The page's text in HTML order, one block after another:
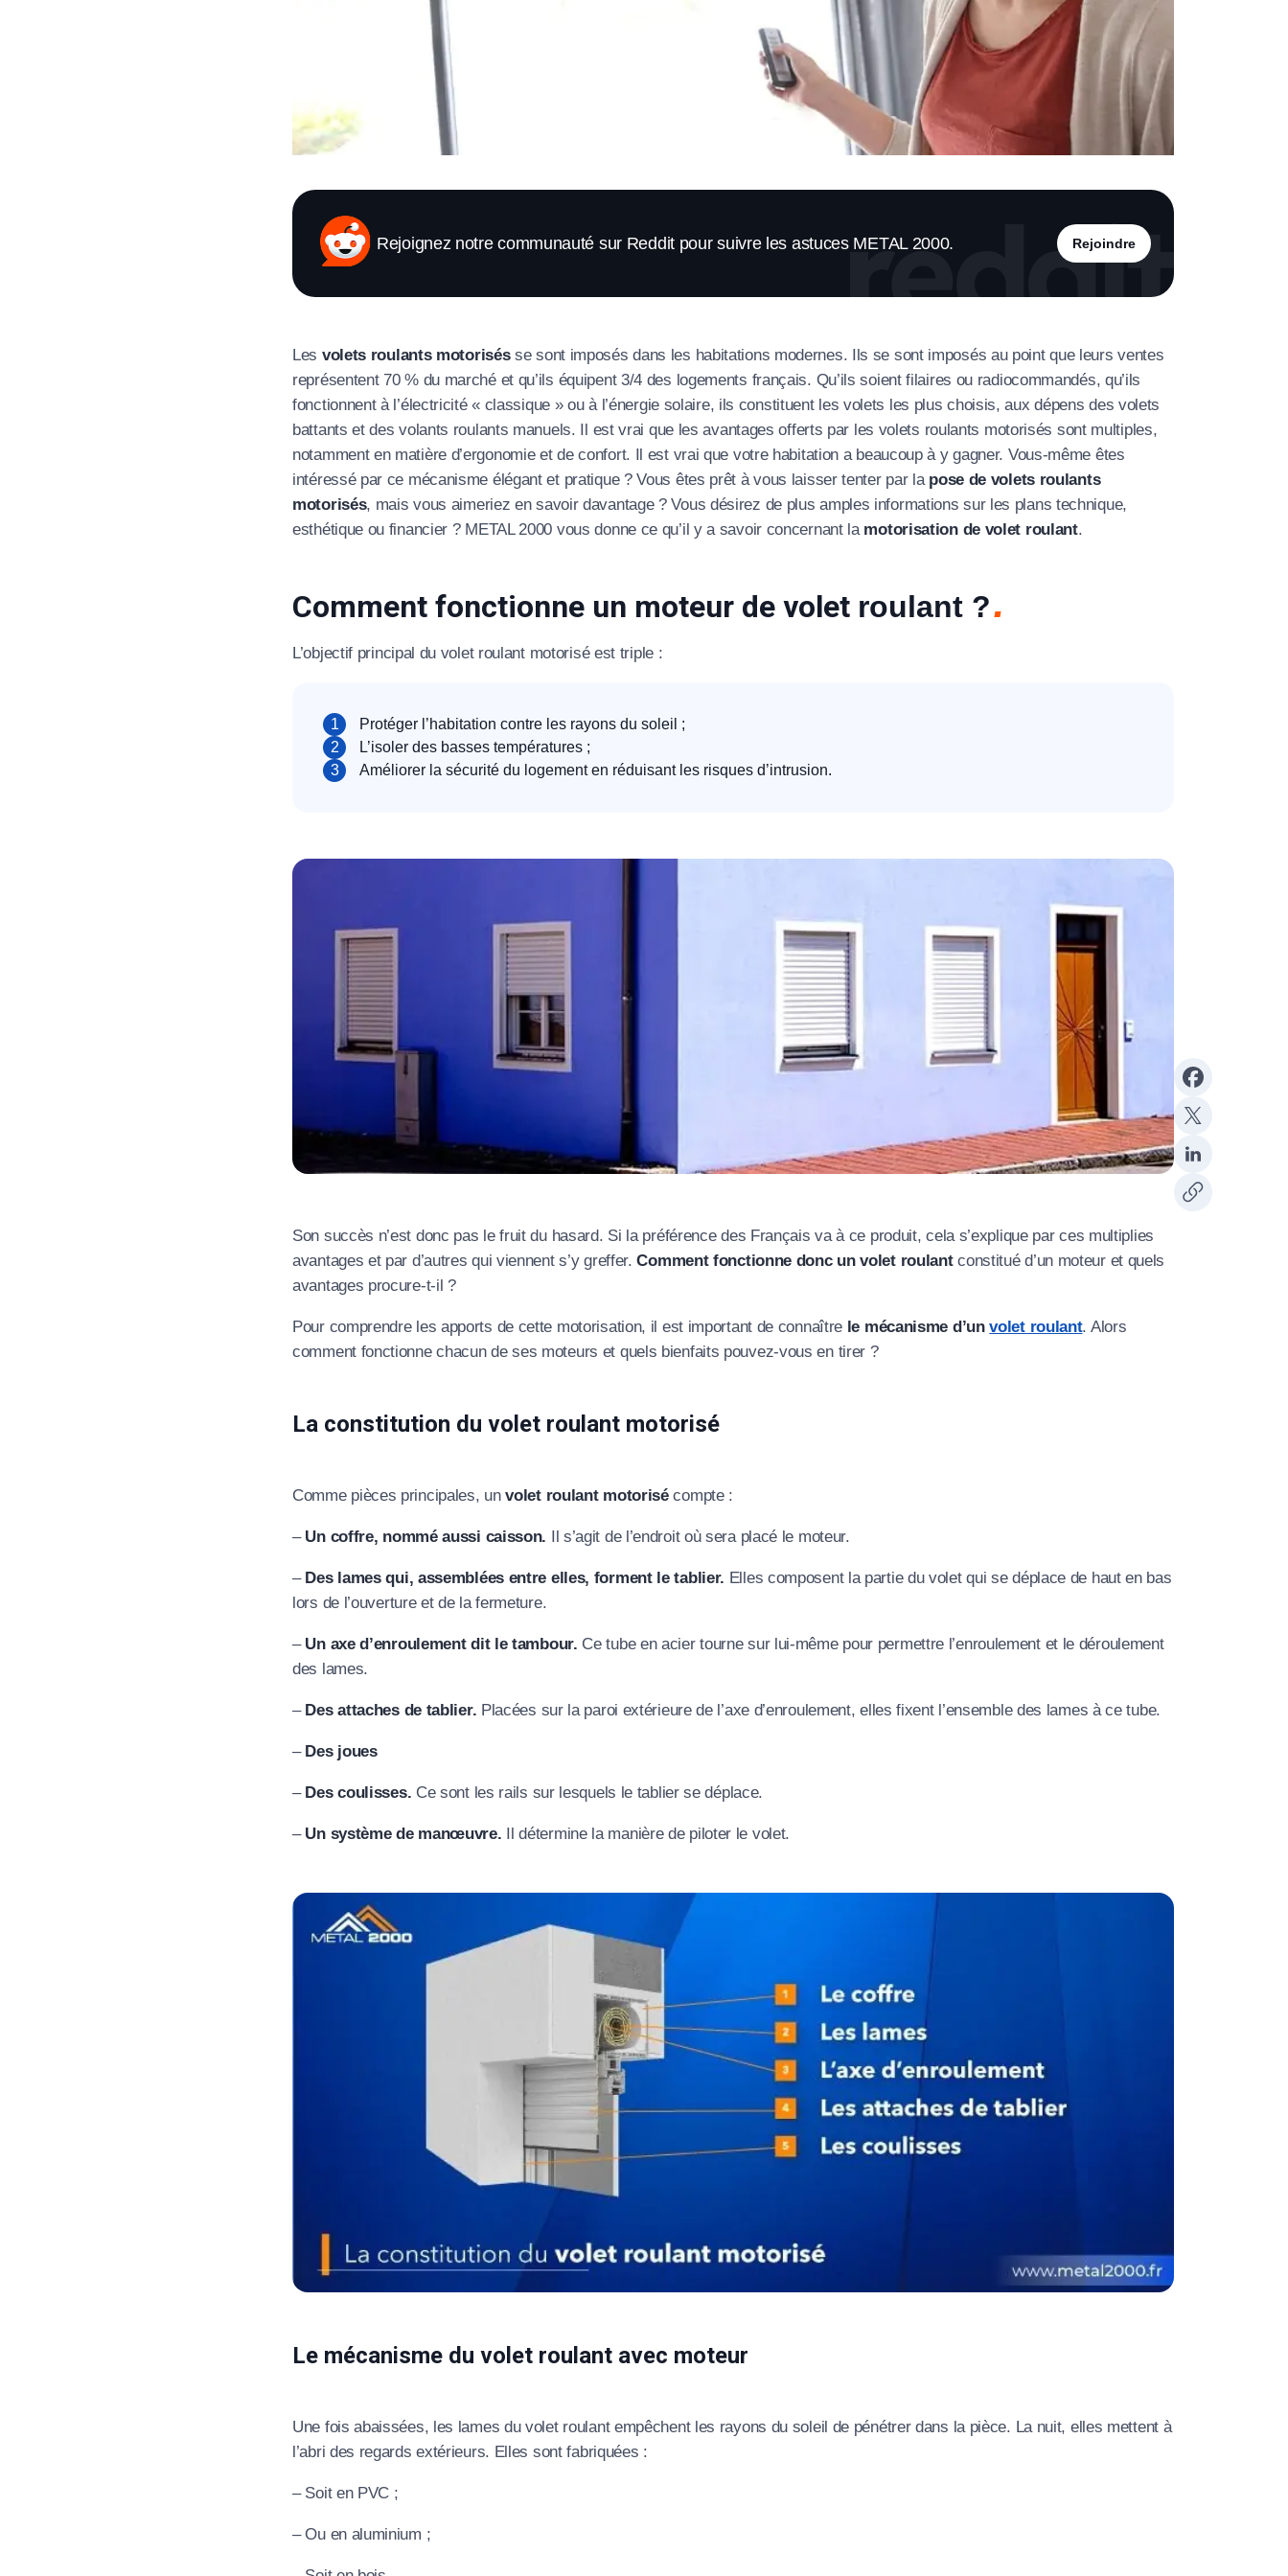
À propos de nous
Contactez-nous
Rejoignez-nous
Rejoignez notre communauté sur Reddit pour suivre les astuces METAL 2000. Rejoindre
Les volets roulants motorisésse sont imposés dans les habitations modernes. Ils se sont imposés au point que leurs ventes
représentent 70 % du marché et qu’ils équipent 3/4 des logements français. Qu’ils soient filaires ou radiocommandés, qu’ils
fonctionnent à l’électricité « classique » ou à l’énergie solaire, ils constituent les volets les plus choisis, aux dépens des volets
battants et des volants roulants manuels. Il est vrai que les avantages offerts par les volets roulants motorisés sont multiples,
notamment en matière d’ergonomie et de confort. Il est vrai que votre habitation a beaucoup à y gagner. Vous-même êtes
intéressé par ce mécanisme élégant et pratique ? Vous êtes prêt à vous laisser tenter par la pose de volets roulants
motorisés, mais vous aimeriez en savoir davantage ? Vous désirez de plus amples informations sur les plans technique,
esthétique ou financier ? METAL 2000 vous donne ce qu’il y a savoir concernant la motorisation de volet roulant.
Comment fonctionne un moteur de volet roulant ?
L’objectif principal du volet roulant motorisé est triple :
Protéger l’habitation contre les rayons du soleil ;
L’isoler des basses températures ;
Améliorer la sécurité du logement en réduisant les risques d’intrusion.
Son succès n’est donc pas le fruit du hasard. Si la préférence des Français va à ce produit, cela s’explique par ces multiplies
avantages et par d’autres qui viennent s’y greffer.Comment fonctionne donc un volet roulantconstitué d’un moteur et quels
avantages procure-t-il ?
Pour comprendre les apports de cette motorisation, il est important de connaître le mécanisme d’unvolet roulant. Alors
comment fonctionne chacun de ses moteurs et quels bienfaits pouvez-vous en tirer ?
La constitution du volet roulant motorisé
Comme pièces principales, unvolet roulant motorisécompte :
– Un coffre, nommé aussi caisson. Il s’agit de l’endroit où sera placé le moteur.
– Des lames qui, assemblées entre elles, forment le tablier. Elles composent la partie du volet qui se déplace de haut en bas
lors de l’ouverture et de la fermeture.
– Un axe d’enroulement dit le tambour. Ce tube en acier tourne sur lui-même pour permettre l’enroulement et le déroulement
des lames.
– Des attaches de tablier. Placées sur la paroi extérieure de l’axe d’enroulement, elles fixent l’ensemble des lames à ce tube.
– Des joues
– Des coulisses. Ce sont les rails sur lesquels le tablier se déplace.
– Un système de manœuvre. Il détermine la manière de piloter le volet.
Le mécanisme du volet roulant avec moteur
Une fois abaissées, les lames du volet roulant empêchent les rayons du soleil de pénétrer dans la pièce. La nuit, elles mettent à
l’abri des regards extérieurs. Elles sont fabriquées :
– Soit en PVC ;
– Ou en aluminium ;
Rappel immédiat
Nous vous remercions pour
votre confiance !
Nom Prénom
Téléphone
Code Postal